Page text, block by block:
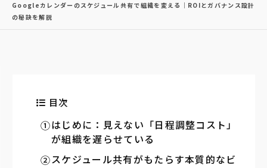
Googleカレンダーのスケジュール共有で組織を変える｜ROIとガバナンス設計
の秘訣を解説
目次
はじめに：見えない「日程調整コスト」
が組織を遅らせている
スケジュール共有がもたらす本質的なビ